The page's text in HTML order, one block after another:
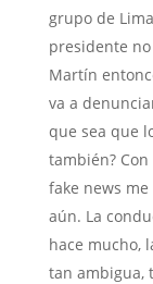
grupo de
presidente
Martín
va a
que sea que
también?
fake news
aún. La
hace mucho,
tan ambigua,